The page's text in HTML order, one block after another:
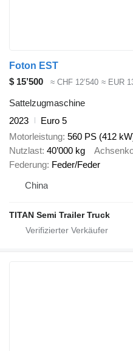
Foton EST
$ 15’500
≈ CHF 12’540 ≈ EUR
Sattelzugmaschine
2023
Euro 5
Motorleistung 560 PS (412
Nutzlast 40’000 kg
Federung Feder/Feder
China
TITAN Semi Trailer Truck